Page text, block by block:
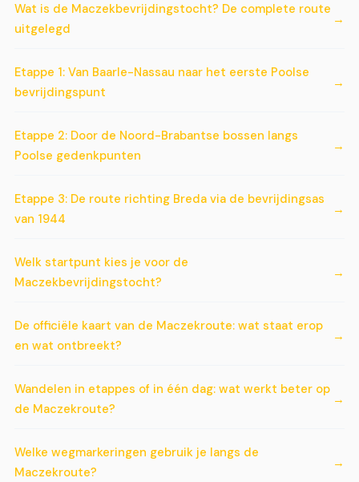
Wat is de Maczekbevrijdingstocht? De complete route
uitgelegd
Etappe 1: Van Baarle-Nassau naar het eerste Poolse
bevrijdingspunt
Etappe 2: Door de Noord-Brabantse bossen langs
Poolse gedenkpunten
Etappe 3: De route richting Breda via de bevrijdingsas
van 1944
Welk startpunt kies je voor de
Maczekbevrijdingstocht?
De officiële kaart van de Maczekroute: wat staat erop
en wat ontbreekt?
Wandelen in etappes of in één dag: wat werkt beter op
de Maczekroute?
Welke wegmarkeringen gebruik je langs de
Maczekroute?